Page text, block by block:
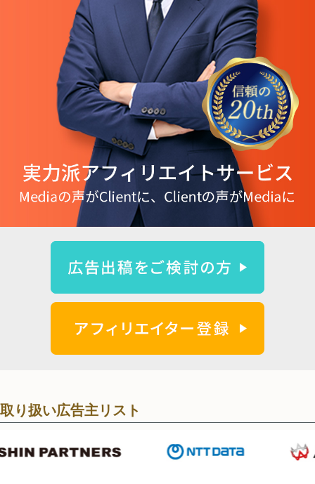
取り扱い広告主リスト